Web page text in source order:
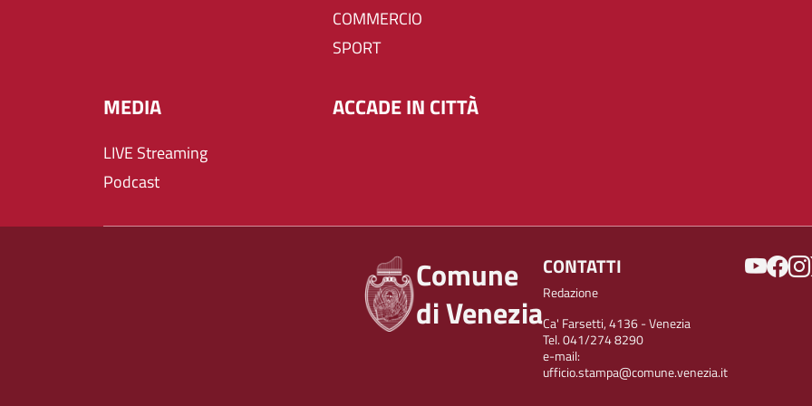
COMMERCIO
SPORT
MEDIA
LIVE Streaming
Podcast
ACCADE IN CITTÀ
Comune
di Venezia
CONTATTI
Redazione
Ca' Farsetti, 4136 - Venezia
Tel. 041/274 8290
e-mail:
ufficio.stampa@comune.venezia.it